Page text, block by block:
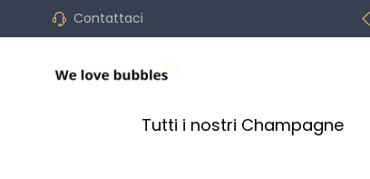
Contattaci
Tutti i nostri Champagne